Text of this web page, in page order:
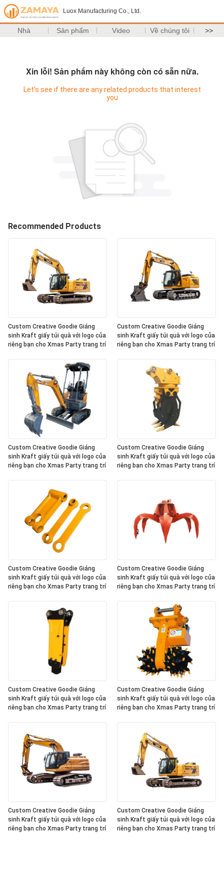
Luox Manufacturing Co., Ltd.
Nhà Sản phẩm Video Về chúng tôi >>
Xin lỗi! Sản phẩm này không còn có sẵn nữa.
Let's see if there are any related products that interest
you
Recommended Products
Custom Creative Goodie Giáng
sinh Kraft giấy túi quà với logo của
riêng bạn cho Xmas Party trang trí
Custom Creative Goodie Giáng
sinh Kraft giấy túi quà với logo của
riêng bạn cho Xmas Party trang trí
Custom Creative Goodie Giáng
sinh Kraft giấy túi quà với logo của
riêng bạn cho Xmas Party trang trí
Custom Creative Goodie Giáng
sinh Kraft giấy túi quà với logo của
riêng bạn cho Xmas Party trang trí
Custom Creative Goodie Giáng
sinh Kraft giấy túi quà với logo của
riêng bạn cho Xmas Party trang trí
Custom Creative Goodie Giáng
sinh Kraft giấy túi quà với logo của
riêng bạn cho Xmas Party trang trí
Custom Creative Goodie Giáng
sinh Kraft giấy túi quà với logo của
riêng bạn cho Xmas Party trang trí
Custom Creative Goodie Giáng
sinh Kraft giấy túi quà với logo của
riêng bạn cho Xmas Party trang trí
Custom Creative Goodie Giáng
sinh Kraft giấy túi quà với logo của
riêng bạn cho Xmas Party trang trí
Custom Creative Goodie Giáng
sinh Kraft giấy túi quà với logo của
riêng bạn cho Xmas Party trang trí